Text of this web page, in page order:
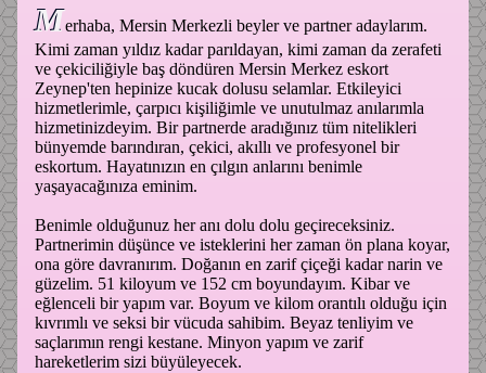
Merhaba, Mersin Merkezli beyler ve partner adaylarım.
Kimi zaman yıldız kadar parıldayan, kimi zaman da zerafeti
ve çekiciliğiyle baş döndüren Mersin Merkez eskort
Zeynep'ten hepinize kucak dolusu selamlar. Etkileyici
hizmetlerimle, çarpıcı kişiliğimle ve unutulmaz anılarımla
hizmetinizdeyim. Bir partnerde aradığınız tüm nitelikleri
bünyemde barındıran, çekici, akıllı ve profesyonel bir
eskortum. Hayatınızın en çılgın anlarını benimle
yaşayacağınıza eminim.
Benimle olduğunuz her anı dolu dolu geçireceksiniz.
Partnerimin düşünce ve isteklerini her zaman ön plana koyar,
ona göre davranırım. Doğanın en zarif çiçeği kadar narin ve
güzelim. 51 kiloyum ve 152 cm boyundayım. Kibar ve
eğlenceli bir yapım var. Boyum ve kilom orantılı olduğu için
kıvrımlı ve seksi bir vücuda sahibim. Beyaz tenliyim ve
saçlarımın rengi kestane. Minyon yapım ve zarif
hareketlerim sizi büyüleyecek.